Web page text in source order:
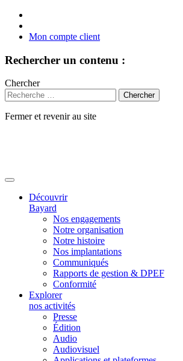
Mon compte client
Rechercher un contenu :
Chercher
Fermer et revenir au site
Découvrir
Bayard
Nos engagements
Notre organisation
Notre histoire
Nos implantations
Communiqués
Rapports de gestion & DPEF
Conformité
Explorer
nos activités
Presse
Édition
Audio
Audiovisuel